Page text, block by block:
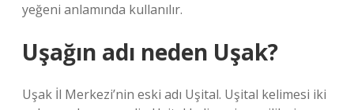
yeğeni anlamında kullanılır.
Uşağın adı neden Uşak?
Uşak İl Merkezi’nin eski adı Uşital. Uşital kelimesi iki